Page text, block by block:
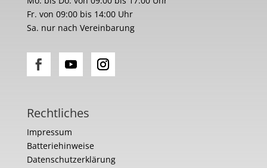
Fr. von 09:00 bis 14:00 Uhr
Sa. nur nach Vereinbarung
Rechtliches
Impressum
Batteriehinweise
Datenschutzerklärung